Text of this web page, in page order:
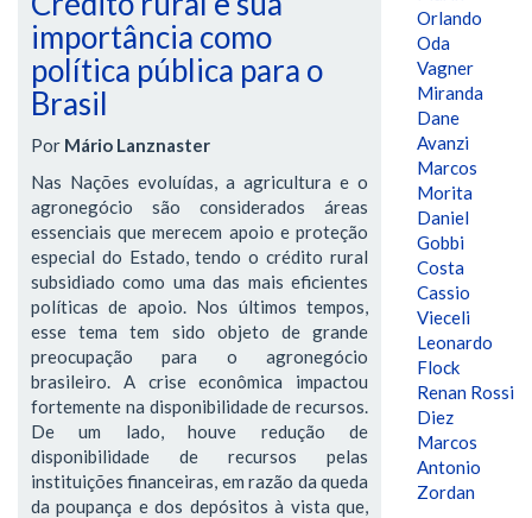
importância como
política pública para o
Brasil
Por Mário Lanznaster
Nas Nações evoluídas, a agricultura e o
agronegócio são considerados áreas
essenciais que merecem apoio e proteção
especial do Estado, tendo o crédito rural
subsidiado como uma das mais eficientes
políticas de apoio. Nos últimos tempos,
esse tema tem sido objeto de grande
preocupação para o agronegócio
brasileiro. A crise econômica impactou
fortemente na disponibilidade de recursos.
De um lado, houve redução de
disponibilidade de recursos pelas
instituições financeiras, em razão da queda
da poupança e dos depósitos à vista que,
Orlando
Oda
Vagner
Miranda
Dane
Avanzi
Marcos
Morita
Daniel
Gobbi
Costa
Cassio
Vieceli
Leonardo
Flock
Renan Rossi
Diez
Marcos
Antonio
Zordan